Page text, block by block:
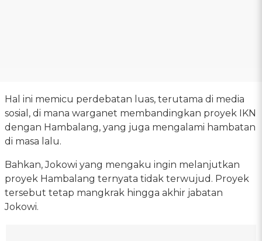
Hal ini memicu perdebatan luas, terutama di media
sosial, di mana warganet membandingkan proyek IKN
dengan Hambalang, yang juga mengalami hambatan
di masa lalu.
Bahkan, Jokowi yang mengaku ingin melanjutkan
proyek Hambalang ternyata tidak terwujud. Proyek
tersebut tetap mangkrak hingga akhir jabatan
Jokowi.